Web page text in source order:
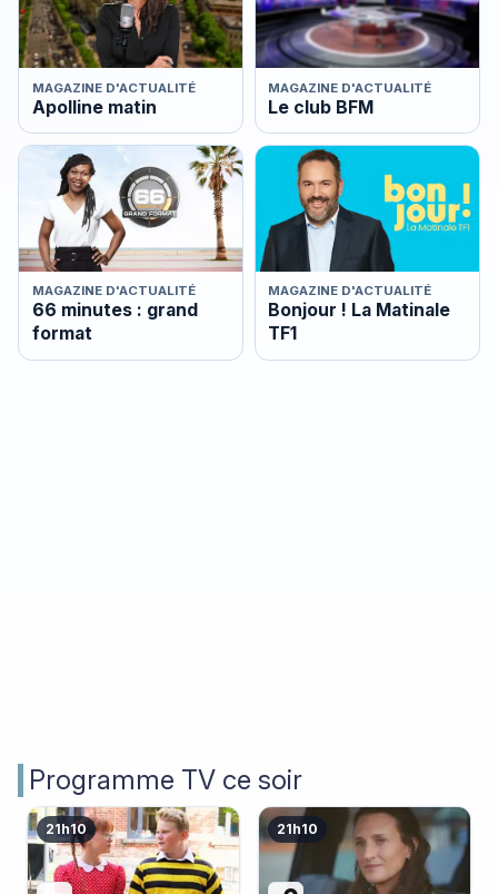
MAGAZINE D'ACTUALITÉ
Apolline matin
MAGAZINE D'ACTUALITÉ
Le club BFM
MAGAZINE D'ACTUALITÉ
66 minutes : grand
format
MAGAZINE D'ACTUALITÉ
Bonjour ! La Matinale
TF1
Programme TV ce soir
21h10 21h10